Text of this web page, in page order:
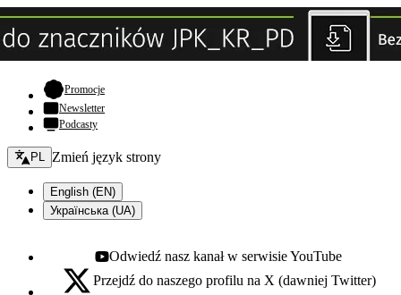
Promocje- otwiera się w nowej karcie
Newsletter
Podcasty
Zmień język - bieżący:
PL Zmień język strony
English (EN)
Українська (UA)
Youtube - otwiera się w nowej karcie
Odwiedź nasz kanał w serwisie YouTube
X - otwiera się w nowej karcie
Przejdź do naszego profilu na X (dawniej Twitter)